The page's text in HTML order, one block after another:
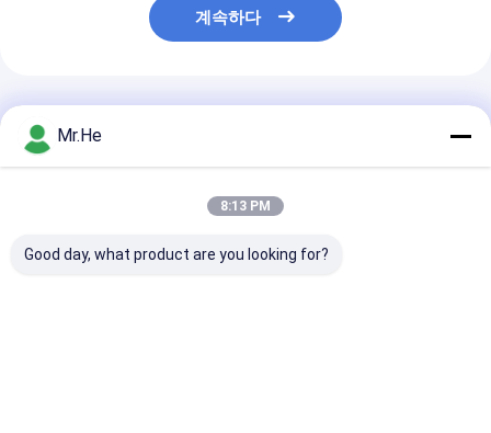
계속하다
Mr.He
8:13 PM
Good day, what product are you looking for?